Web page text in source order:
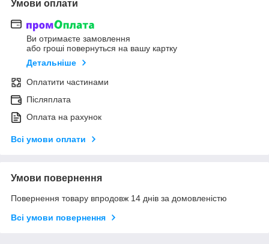
Умови оплати
Ви отримаєте замовлення
або гроші повернуться на вашу картку
Детальніше
Оплатити частинами
Післяплата
Оплата на рахунок
Всі умови оплати
Умови повернення
Повернення товару впродовж 14 днів за домовленістю
Всі умови повернення